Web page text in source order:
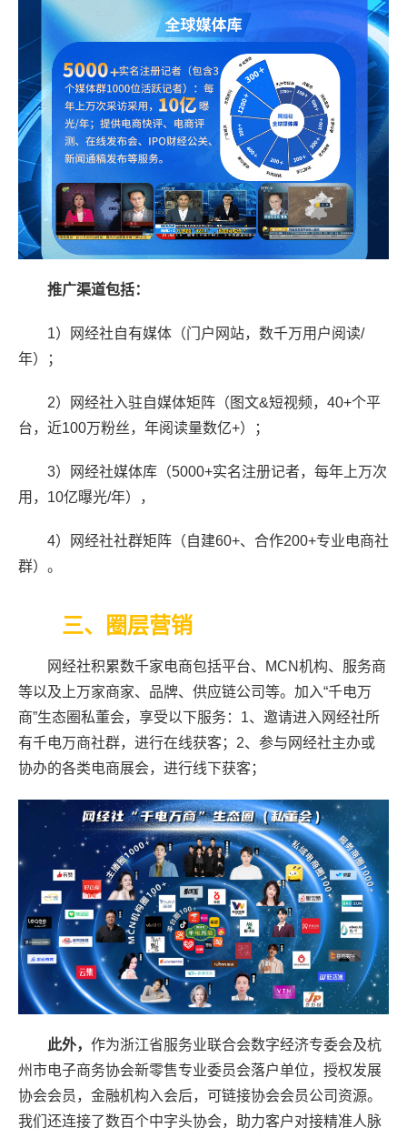
推广渠道包括：
1）网经社自有媒体（门户网站，数千万用户阅读/
年）；
2）网经社入驻自媒体矩阵（图文&短视频，40+个平
台，近100万粉丝，年阅读量数亿+）；
3）网经社媒体库（5000+实名注册记者，每年上万次
用，10亿曝光/年），
4）网经社社群矩阵（自建60+、合作200+专业电商社
群）。
三、圈层营销
网经社积累数千家电商包括平台、MCN机构、服务商
等以及上万家商家、品牌、供应链公司等。加入“千电万
商”生态圈私董会，享受以下服务：1、 邀请进入网经社所
有千电万商社群，进行在线获客；2、 参与网经社主办或
协办的各类电商展会，进行线下获客；
此外， 作为浙江省服务业联合会数字经济专委会及杭
州市电子商务协会新零售专业委员会落户单位，授权发展
协会会员，金融机构入会后，可链接协会会员公司资源。
我们还连接了数百个中字头协会，助力客户对接精准人脉